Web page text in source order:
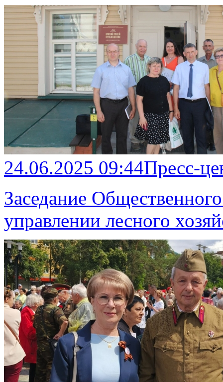
24.06.2025 09:44Пресс-
Заседание
управлении лесного